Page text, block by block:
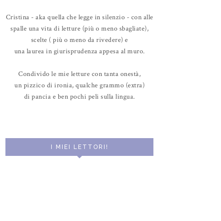
Cristina - aka quella che legge in silenzio - con alle
spalle una vita di letture (più o meno sbagliate),
scelte ( più o meno da rivedere) e
una laurea in giurisprudenza appesa al muro.
Condivido le mie letture con tanta onestà,
un pizzico di ironia, qualche grammo (extra)
di pancia e ben pochi peli sulla lingua.
I MIEI LETTORI!